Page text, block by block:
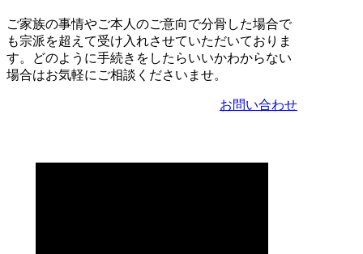
ご家族の事情やご本人のご意向で分骨した場合で
も宗派を超えて受け入れさせていただいておりま
す。どのように手続きをしたらいいかわからない
場合はお気軽にご相談くださいませ。
お問い合わせ